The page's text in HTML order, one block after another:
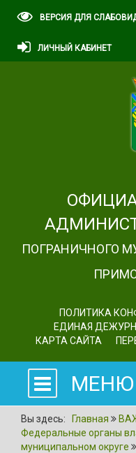
ВЕРСИЯ ДЛЯ
ЛИЧНЫЙ КАБИНЕТ
ПОГРАНИЧНОГО
ПОЛИТИКА
ЕДИНАЯ
КАРТА САЙТА
МЕНЮ
Вы здесь: Главная
Федеральные органы
муниципальном округе